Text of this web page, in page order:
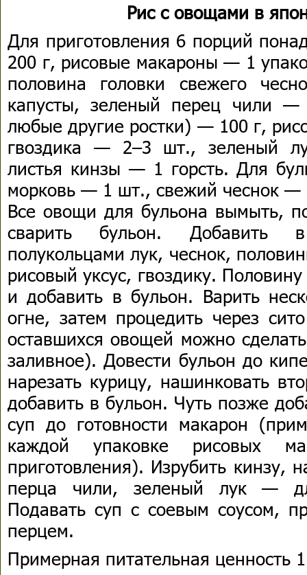
Рис с овощами в
Для приготовления 6 порций
200 г, рисовые макароны — 1
половина головки свежего
капусты, зеленый перец чили
любые другие ростки) — 100 г,
гвоздика — 2–3 шт., зеленый
листья кинзы — 1 горсть. Для
морковь — 1 шт., свежий чеснок —
Все овощи для бульона вымыть,
сварить бульон. Добавить
полукольцами лук, чеснок,
рисовый уксус, гвоздику.
и добавить в бульон. Варить
огне, затем процедить через
оставшихся овощей можно
заливное). Довести бульон до
нарезать курицу, нашинковать
добавить в бульон. Чуть позже
суп до готовности макарон
каждой упаковке рисовых
приготовления). Изрубить кинзу,
перца чили, зеленый лук —
Подавать суп с соевым соусом,
перцем.
Примерная питательная ценность